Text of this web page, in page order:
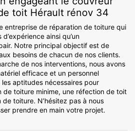
toit Hérault rénov 34
entreprise de réparation de toiture qui
ainsi qu’un
Notre principal objectif est de
besoins de chacun de nos clients.
de nos interventions, nous avons
efficace et un personnel
aptitudes nécessaires pour
toiture minime, une réfection de toit
toiture. N’hésitez pas à nous
prendre en main votre projet.